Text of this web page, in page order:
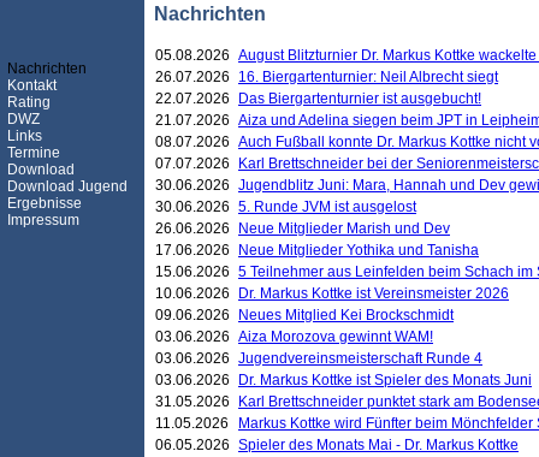
Nachrichten
Nachrichten
Kontakt
Rating
DWZ
Links
Termine
Download
Download Jugend
Ergebnisse
Impressum
05.08.2026 August Blitzturnier Dr. Markus Kottke
26.07.2026
16. Biergartenturnier: Neil Albrecht siegt
22.07.2026
Das Biergartenturnier ist ausgebucht!
21.07.2026 Aiza und Adelina siegen beim JPT in
08.07.2026 Auch Fußball konnte Dr. Markus Kottke nicht
07.07.2026
Karl Brettschneider bei der
30.06.2026 Jugendblitz Juni: Mara, Hannah und Dev
30.06.2026 5. Runde JVM ist ausgelost
26.06.2026
Neue Mitglieder Marish und Dev
17.06.2026
Neue Mitglieder Yothika und Tanisha
15.06.2026 5 Teilnehmer aus Leinfelden beim Schach
10.06.2026
Dr. Markus Kottke ist Vereinsmeister 2026
09.06.2026
Neues Mitglied Kei Brockschmidt
03.06.2026 Aiza Morozova gewinnt WAM!
03.06.2026 Jugendvereinsmeisterschaft Runde 4
03.06.2026
Dr. Markus Kottke ist Spieler des Monats Juni
31.05.2026
Karl Brettschneider punktet stark am
11.05.2026
Markus Kottke wird Fünfter beim
06.05.2026 Spieler des Monats Mai - Dr. Markus Kottke